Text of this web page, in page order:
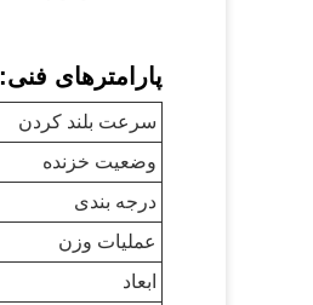
پارامترهای فنی:
سرعت بلند کردن
وضعیت خزنده
درجه بندی
عملیات وزن
ابعاد